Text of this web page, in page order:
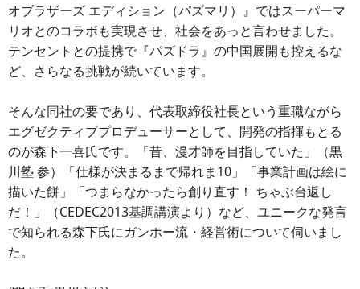
オブラザーズ エディション（パズマリ）』ではスーパーマ
リオとのコラボも実現させ、社会をあっと言わせました。
テンセントとの提携で『パズドラ』の中国展開も控えるな
ど、さらなる挑戦が続いています。
そんな同社の要であり、代表取締役社長という重職ながら
エグゼクティブプロデューサーとして、開発の指揮もとる
のが森下一喜氏です。「昔、漫才師を目指していた」（黒
川塾 参）「仕様が決まるまで帰れま10」「事業計画は絵に
描いた餅」「つまらなかったら創り直す！ ちゃぶ台返し
だ！」（CEDEC2013基調講演より）など、ユニークな発言
で知られる森下氏にガンホー流・経営術について伺いまし
た。